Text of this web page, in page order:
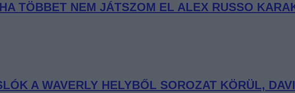
TÖBBET NEM JÁTSZOM EL ALEX RUSSO
A WAVERLY HELYBŐL SOROZAT KÖRÜL,